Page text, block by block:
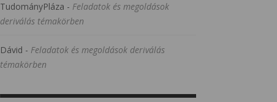
TudományPláza - Feladatok és megoldások
deriválás témakörben
Dávid - Feladatok és megoldások deriválás
témakörben